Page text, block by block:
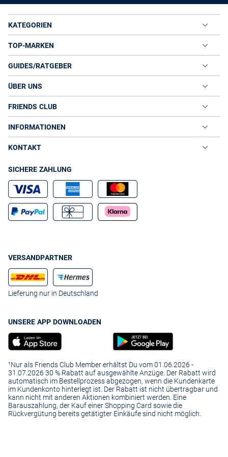
KATEGORIEN
TOP-MARKEN
GUIDES/RATGEBER
ÜBER UNS
FRIENDS CLUB
INFORMATIONEN
KONTAKT
SICHERE ZAHLUNG
VERSANDPARTNER
Lieferung nur in Deutschland
UNSERE APP DOWNLOADEN
¹Nur als Friends Club Member erhältst Du vom 01.06.2026 -
31.07.2026 30 % Rabatt auf ausgewählte Anzüge. Der Rabatt wird
automatisch im Bestellprozess abgezogen, wenn die Kundenkarte
im Kundenkonto hinterlegt ist. Der Rabatt ist nicht übertragbar und
kann nicht mit anderen Aktionen kombiniert werden. Eine
Barauszahlung, der Kauf einer Shopping Card sowie die
Rückvergütung bereits getätigter Einkäufe sind nicht möglich.